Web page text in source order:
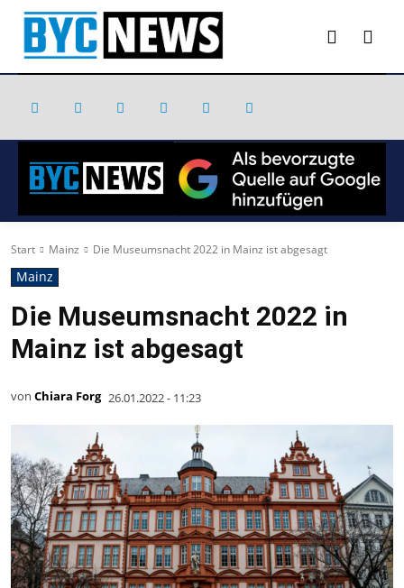
Start Mainz Die Museumsnacht 2022 in Mainz ist abgesagt
Mainz
Die Museumsnacht 2022 in
Mainz ist abgesagt
von Chiara Forg 26.01.2022 - 11:23